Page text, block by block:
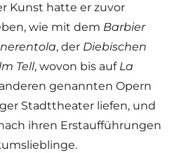
Kunst hatte er zuvor
wie mit dem Barbier
, der Diebischen
Tell, wovon bis auf La
genannten Opern
Stadttheater liefen, und
ihren Erstaufführungen